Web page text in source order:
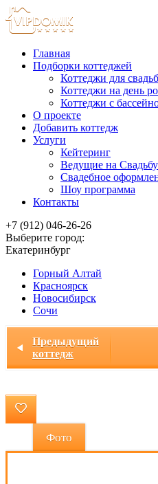
Главная
Подборки коттеджей
Коттеджи для
Коттеджи на день
Коттеджи с
О проекте
Добавить коттедж
Услуги
Кейтеринг
Ведущие на Свадьбу
Свадебное
Шоу программа
Контакты
+7 (912) 046-26-26
Выберите город:
Екатеринбург
Горный Алтай
Красноярск
Новосибирск
Сочи
Предыдущий
коттедж
Фото